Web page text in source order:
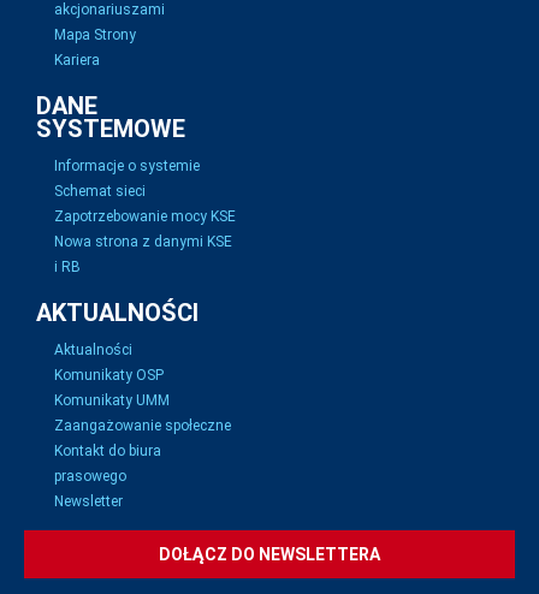
akcjonariuszami
Mapa Strony
Kariera
DANE
SYSTEMOWE
Informacje o systemie
Schemat sieci
Zapotrzebowanie mocy KSE
Nowa strona z danymi KSE
i RB
AKTUALNOŚCI
Aktualności
Komunikaty OSP
Komunikaty UMM
Zaangażowanie społeczne
Kontakt do biura
prasowego
Newsletter
DOŁĄCZ DO NEWSLETTERA